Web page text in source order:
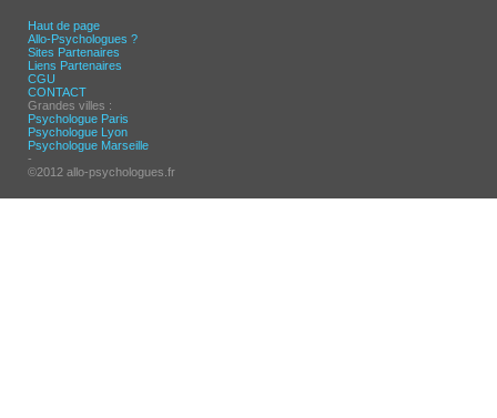
Haut de page
Allo-Psychologues ?
Sites Partenaires
Liens Partenaires
CGU
CONTACT
Grandes villes :
Psychologue Paris
Psychologue Lyon
Psychologue Marseille
-
©2012 allo-psychologues.fr